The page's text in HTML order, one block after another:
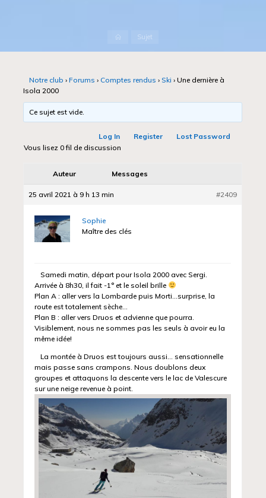
AccueilSujet
Notre club › Forums › Comptes rendus › Ski › Une dernière à
Isola 2000
Ce sujet est vide.
Log In Register
Lost Password
Vous lisez 0 fil de discussion
Auteur Messages
25 avril 2021 à 9 h 13 min #2409
Sophie
Maître des clés
Samedi matin, départ pour Isola 2000 avec Sergi.
Arrivée à 8h30, il fait -1° et le soleil brille
Plan A : aller vers la Lombarde puis Morti…surprise, la
route est totalement sèche…
Plan B : aller vers Druos et advienne que pourra.
Visiblement, nous ne sommes pas les seuls à avoir eu la
même idée!
La montée à Druos est toujours aussi… sensationnelle
mais passe sans crampons. Nous doublons deux
groupes et attaquons la descente vers le lac de Valescure
sur une neige revenue à point.